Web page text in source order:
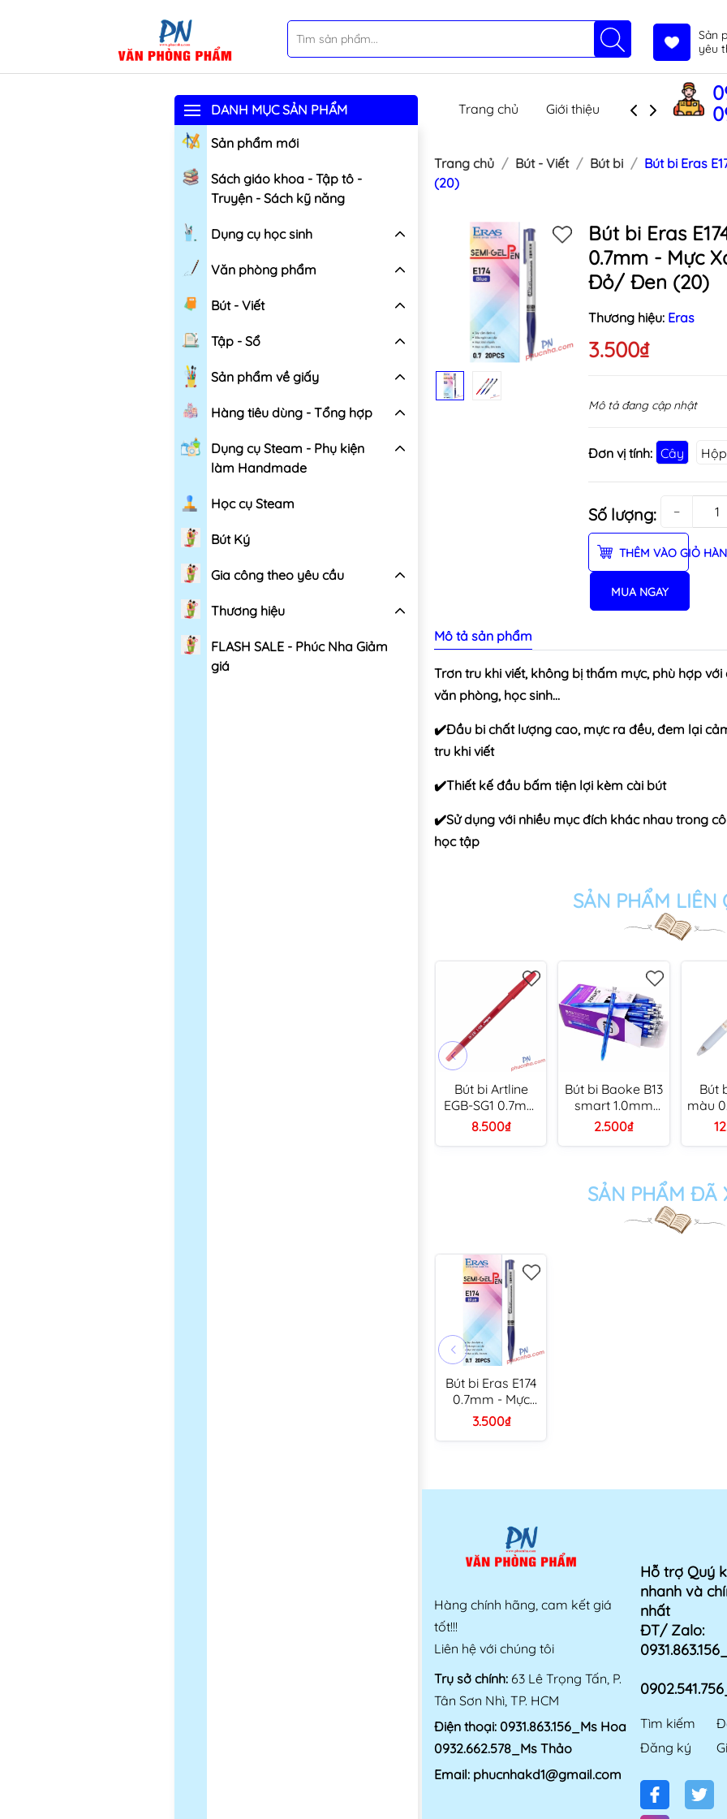
Sản
yêu
DANH MỤC SẢN PHẨM
Sản phẩm mới
Sách giáo khoa - Tập tô -
Truyện - Sách kỹ năng
Dụng cụ học sinh
Văn phòng phẩm
Bút - Viết
Tập - Sổ
Sản phẩm về giấy
Hàng tiêu dùng - Tổng hợp
Dụng cụ Steam - Phụ kiện
làm Handmade
Học cụ Steam
Bút Ký
Gia công theo yêu cầu
Thương hiệu
FLASH SALE - Phúc Nha Giảm
giá
Trang chủ Giới thiệu Sản phẩm
Trang chủ Bút - Viết Bút bi
Bút bi Eras
(20)
Bút bi Eras
0.7mm - Mực
Đỏ/ Đen (20)
Thương hiệu: Eras
3.500₫
Mô tả đang cập nhật
Đơn vị tính: Cây
Số lượng: −
THÊM VÀO GIỎ
MUA NGAY
Mô tả sản phẩm
Trơn tru khi viết, không bị thấm mực, phù hợp
văn phòng, học sinh…
✔️Đầu bi chất lượng cao, mực ra đều, đem lại
tru khi viết
✔️Thiết kế đầu bấm tiện lợi kèm cài bút
✔️Sử dụng với nhiều mục đích khác nhau trong
học tập
SẢN PHẨM LIÊN
Bút bi Artline
EGB-SG1 0.7mm
(12)
8.500₫
Bút bi Baoke B13
smart 1.0mm
(48)
2.500₫
Bút
màu
SẢN PHẨM ĐÃ
Bút bi Eras E174
0.7mm - Mực
Xanh/ Đỏ/ Đen
(20)
3.500₫
Hàng chính hãng, cam kết giá
tốt!!!
Liên hệ với chúng tôi
Trụ sở chính: 63 Lê Trọng Tấn, P.
Tân Sơn Nhì, TP. HCM
Điện thoại: 0931.863.156_Ms Hoa
0932.662.578_Ms Thảo
Email: phucnhakd1@gmail.com
Hỗ trợ Quý
nhanh và
nhất
ĐT/ Zalo:
Tìm kiếm
Đăng ký